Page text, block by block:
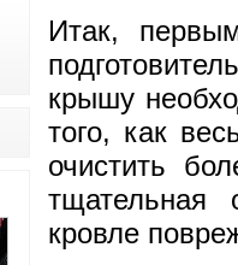
Итак,
крышу
того, как
очистить
кровле